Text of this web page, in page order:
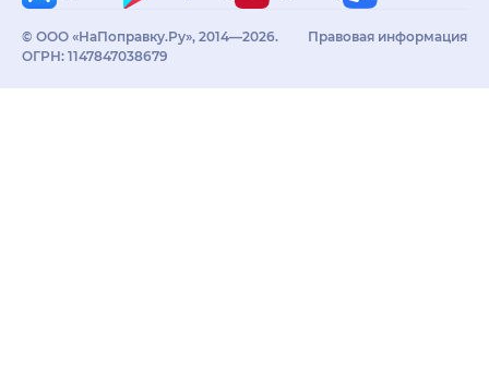
© ООО «НаПоправку.Ру», 2014—2026.
ОГРН: 1147847038679
Правовая информация